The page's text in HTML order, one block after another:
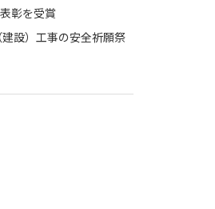
彰を受賞
設）工事の安全祈願祭